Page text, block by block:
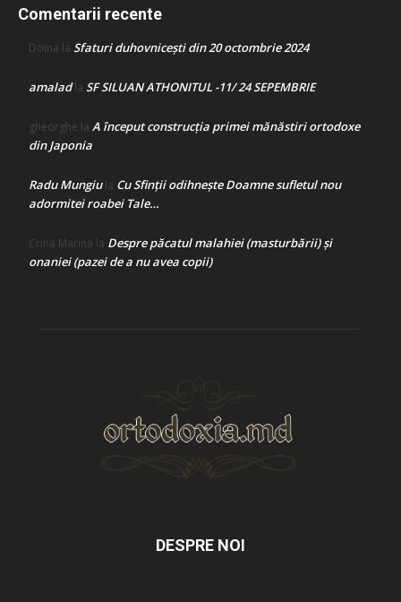
Comentarii recente
Doina la Sfaturi duhovnicești din 20 octombrie 2024
amaladla SF SILUAN ATHONITUL -11/ 24 SEPEMBRIE
gheorghe la A început construcţia primei mănăstiri ortodoxe
din Japonia
Radu Mungiula Cu Sfinții odihnește Doamne sufletul nou
adormitei roabei Tale…
Crina Marina la Despre păcatul malahiei (masturbării) şi
onaniei (pazei de a nu avea copii)
DESPRE NOI